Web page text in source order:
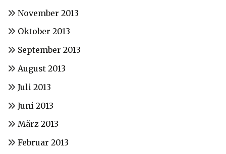
November 2013
Oktober 2013
September 2013
August 2013
Juli 2013
Juni 2013
März 2013
Februar 2013